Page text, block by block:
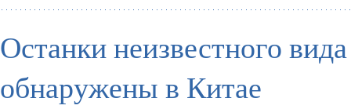
Останки неизвестного
обнаружены в Китае